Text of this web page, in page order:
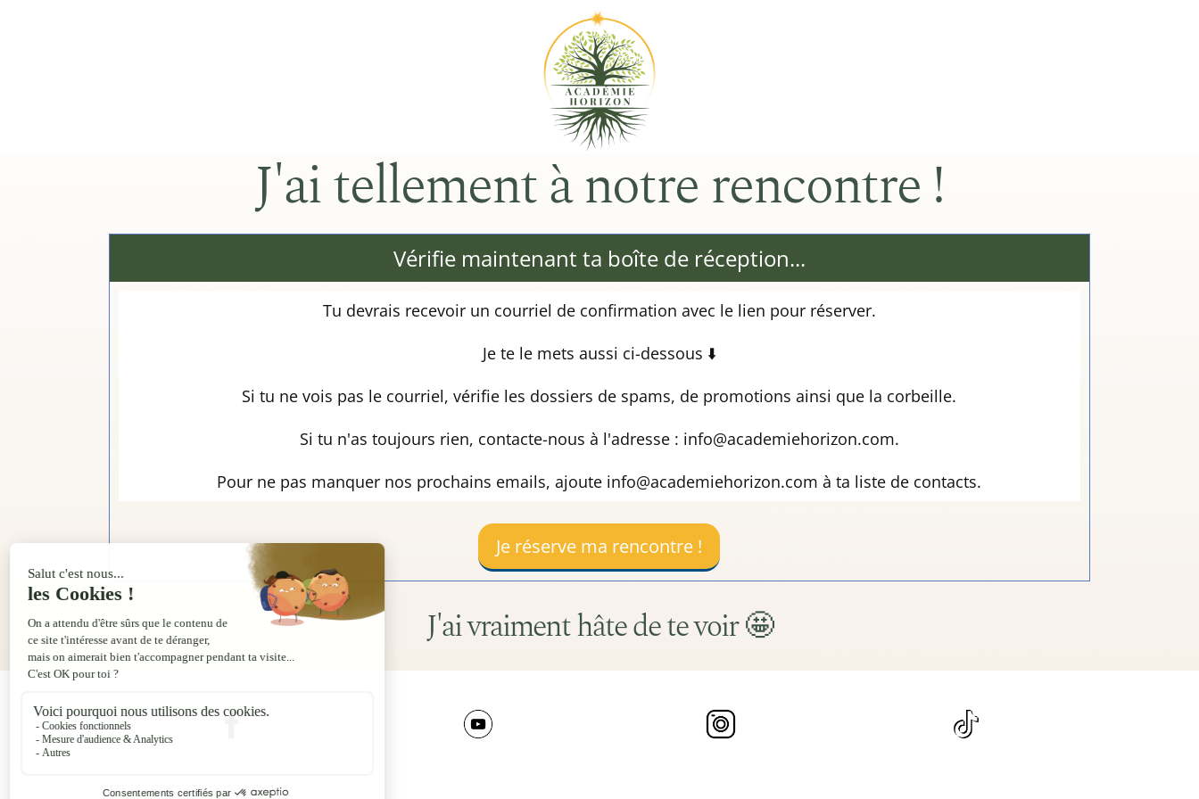
J'ai tellement à notre rencontre !
Vérifie maintenant ta boîte de réception...
Tu devrais recevoir un courriel de confirmation avec le lien pour réserver.
Je te le mets aussi ci-dessous ⬇️
Si tu ne vois pas le courriel, vérifie les dossiers de spams, de promotions ainsi que la corbeille.
Si tu n'as toujours rien, contacte-nous à l'adresse : info@academiehorizon.com.
Pour ne pas manquer nos prochains emails, ajoute info@academiehorizon.com à ta liste de contacts.
Je réserve ma rencontre !
J'ai vraiment hâte de te voir 🤩